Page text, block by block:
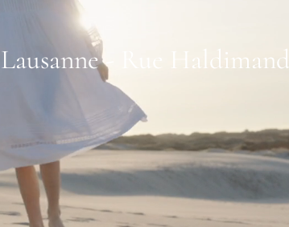
- Rue Haldimand